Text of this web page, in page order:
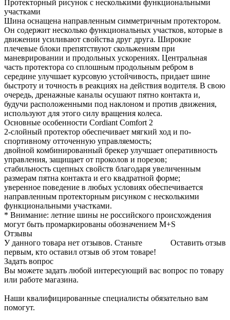
Протекторный рисунок с несколькими функциональными
участками
Шина оснащена направленным симметричным протектором.
Он содержит несколько функциональных участков, которые в
движении усиливают свойства друг друга. Широкие
плечевые блоки препятствуют скольжениям при
маневрировании и продольных ускорениях. Центральная
часть протектора со сплошным продольным ребром в
середине улучшает курсовую устойчивость, придает шине
быстроту и точность в реакциях на действия водителя. В свою
очередь, дренажные каналы осушают пятно контакта и,
будучи расположенными под наклоном и против движения,
используют для этого силу вращения колеса.
Основные особенности Cordiant Comfort 2
2-слойный протектор обеспечивает мягкий ход и по-
спортивному отточенную управляемость;
двойной комбинированный брекер улучшает оперативность
управления, защищает от проколов и порезов;
стабильность сцепных свойств благодаря увеличенным
размерам пятна контакта и его квадратной форме;
уверенное поведение в любых условиях обеспечивается
направленным протекторным рисунком с несколькими
функциональными участками.
* Внимание: летние шины не российского происхождения
могут быть промаркированы обозначением M+S
Отзывы
Оставить отзыв
У данного товара нет отзывов. Станьте
первым, кто оставил отзыв об этом товаре!
Задать вопрос
Вы можете задать любой интересующий вас вопрос по товару
или работе магазина.
Наши квалифицированные специалисты обязательно вам
помогут.